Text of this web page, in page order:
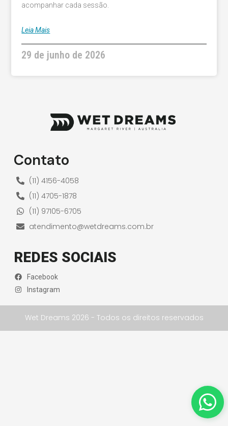
acompanhar cada sessão.
Leia Mais
29 de junho de 2026
Contato
(11) 4156-4058
(11) 4705-1878
(11) 97105-6705
atendimento@wetdreams.com.br
REDES SOCIAIS
Facebook
Instagram
Wet Dreams 2026 - Todos os direitos reservados